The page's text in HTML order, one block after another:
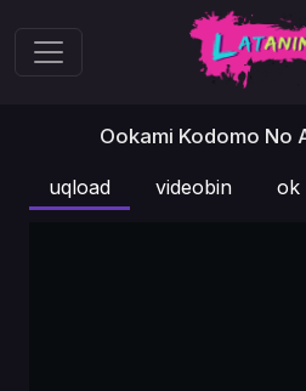
Ookami Kodomo No
uqload videobin ok